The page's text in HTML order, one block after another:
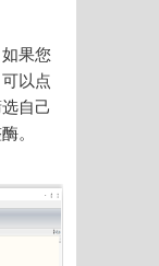
果您
以点
自己
。